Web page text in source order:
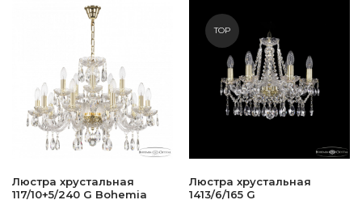
Люстра хрустальная
117/10+5/240 G Bohemia
TOP
Люстра хрустальная
1413/6/165 G